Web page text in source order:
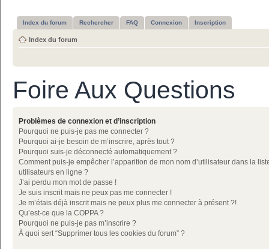
Index du forum Rechercher FAQ Connexion Inscription
Index du forum
Foire Aux Questions
Problèmes de connexion et d’inscription
Pourquoi ne puis-je pas me connecter ?
Pourquoi ai-je besoin de m’inscrire, après tout ?
Pourquoi suis-je déconnecté automatiquement ?
Comment puis-je empêcher l’apparition de mon nom d’utilisateur dans la
utilisateurs en ligne ?
J’ai perdu mon mot de passe !
Je suis inscrit mais ne peux pas me connecter !
Je m’étais déjà inscrit mais ne peux plus me connecter à présent ?!
Qu’est-ce que la COPPA ?
Pourquoi ne puis-je pas m’inscrire ?
À quoi sert “Supprimer tous les cookies du forum” ?